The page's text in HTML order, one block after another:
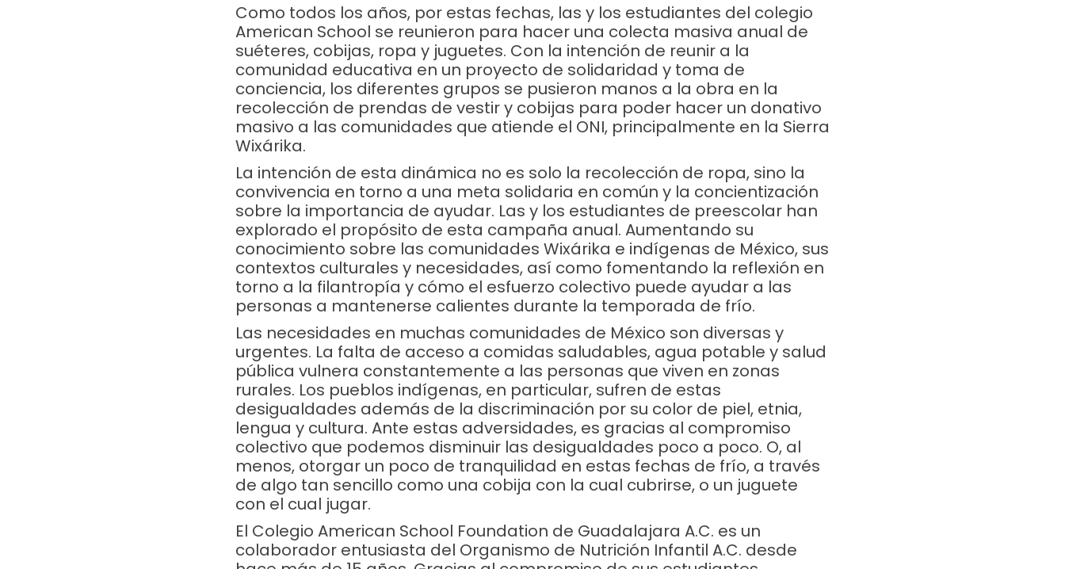
0171197509
012320001711975094
Descubre otras maneras de apoyar a la niñez
Como todos los años, por estas fechas, las y los estudiantes del colegio
American School se reunieron para hacer una colecta masiva anual de
suéteres, cobijas, ropa y juguetes. Con la intención de reunir a la
comunidad educativa en un proyecto de solidaridad y toma de
conciencia, los diferentes grupos se pusieron manos a la obra en la
recolección de prendas de vestir y cobijas para poder hacer un donativo
masivo a las comunidades que atiende el ONI, principalmente en la Sierra
Wixárika.
La intención de esta dinámica no es solo la recolección de ropa, sino la
convivencia en torno a una meta solidaria en común y la concientización
sobre la importancia de ayudar. Las y los estudiantes de preescolar han
explorado el propósito de esta campaña anual. Aumentando su
conocimiento sobre las comunidades Wixárika e indígenas de México, sus
contextos culturales y necesidades, así como fomentando la reflexión en
torno a la filantropía y cómo el esfuerzo colectivo puede ayudar a las
personas a mantenerse calientes durante la temporada de frío.
Las necesidades en muchas comunidades de México son diversas y
urgentes. La falta de acceso a comidas saludables, agua potable y salud
pública vulnera constantemente a las personas que viven en zonas
rurales. Los pueblos indígenas, en particular, sufren de estas
desigualdades además de la discriminación por su color de piel, etnia,
lengua y cultura. Ante estas adversidades, es gracias al compromiso
colectivo que podemos disminuir las desigualdades poco a poco. O, al
menos, otorgar un poco de tranquilidad en estas fechas de frío, a través
de algo tan sencillo como una cobija con la cual cubrirse, o un juguete
con el cual jugar.
El Colegio American School Foundation de Guadalajara A.C. es un
colaborador entusiasta del Organismo de Nutrición Infantil A.C. desde